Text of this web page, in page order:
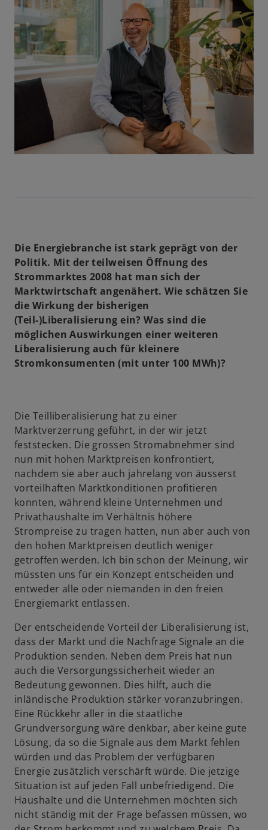
Die Energiebranche ist stark geprägt von der
Politik. Mit der teilweisen Öffnung des
Strommarktes 2008 hat man sich der
Marktwirtschaft angenähert. Wie schätzen Sie
die Wirkung der bisherigen
(Teil-)Liberalisierung ein? Was sind die
möglichen Auswirkungen einer weiteren
Liberalisierung auch für kleinere
Stromkonsumenten (mit unter 100 MWh)?
Die Teilliberalisierung hat zu einer
Marktverzerrung geführt, in der wir jetzt
feststecken. Die grossen Stromabnehmer sind
nun mit hohen Marktpreisen konfrontiert,
nachdem sie aber auch jahrelang von äusserst
vorteilhaften Marktkonditionen profitieren
konnten, während kleine Unternehmen und
Privathaushalte im Verhältnis höhere
Strompreise zu tragen hatten, nun aber auch von
den hohen Marktpreisen deutlich weniger
getroffen werden. Ich bin schon der Meinung, wir
müssten uns für ein Konzept entscheiden und
entweder alle oder niemanden in den freien
Energiemarkt entlassen.
Der entscheidende Vorteil der Liberalisierung ist,
dass der Markt und die Nachfrage Signale an die
Produktion senden. Neben dem Preis hat nun
auch die Versorgungssicherheit wieder an
Bedeutung gewonnen. Dies hilft, auch die
inländische Produktion stärker voranzubringen.
Eine Rückkehr aller in die staatliche
Grundversorgung wäre denkbar, aber keine gute
Lösung, da so die Signale aus dem Markt fehlen
würden und das Problem der verfügbaren
Energie zusätzlich verschärft würde. Die jetzige
Situation ist auf jeden Fall unbefriedigend. Die
Haushalte und die Unternehmen möchten sich
nicht ständig mit der Frage befassen müssen, wo